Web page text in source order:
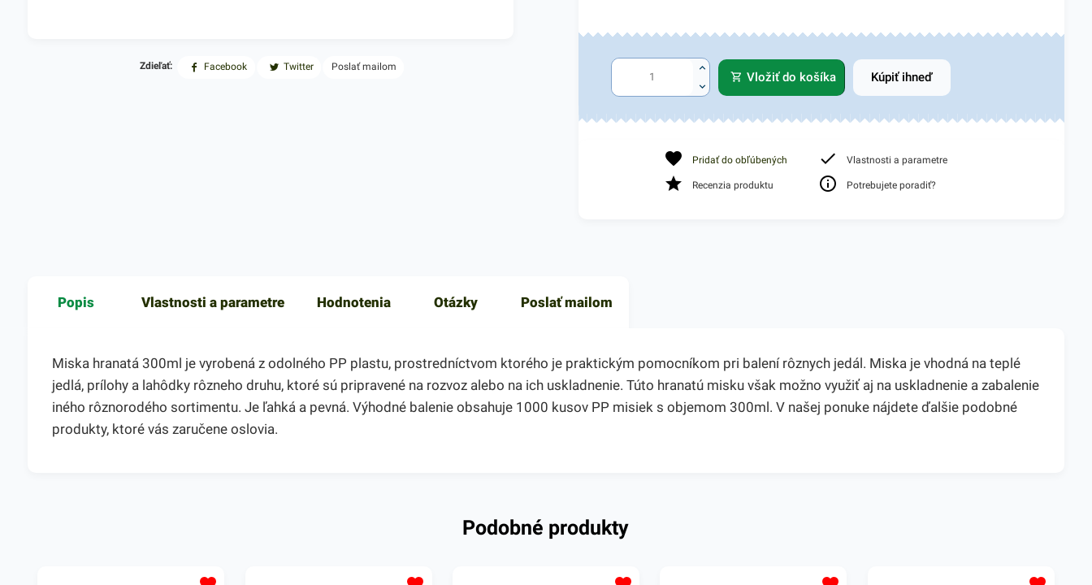
Zdieľať: Facebook Twitter Poslať mailom
Vložiť do košíka Kúpiť ihneď
Pridať do obľúbených Vlastnosti a parametre
Recenzia produktu Potrebujete poradiť?
Popis Vlastnosti a parametre Hodnotenia Otázky Poslať mailom
Miska hranatá 300ml je vyrobená z odolného PP plastu, prostredníctvom ktorého je praktickým pomocníkom pri balení rôznych jedál. Miska je vhodná na teplé
jedlá, prílohy a lahôdky rôzneho druhu, ktoré sú pripravené na rozvoz alebo na ich uskladnenie. Túto hranatú misku však možno využiť aj na uskladnenie a zabalenie
iného rôznorodého sortimentu. Je ľahká a pevná. Výhodné balenie obsahuje 1000 kusov PP misiek s objemom 300ml. V našej ponuke nájdete ďalšie podobné
produkty, ktoré vás zaručene oslovia.
Podobné produkty